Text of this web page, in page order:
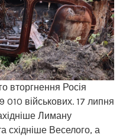
вторгнення Росія
010 військових. 17 липня
Лиману
східніше Веселого, а